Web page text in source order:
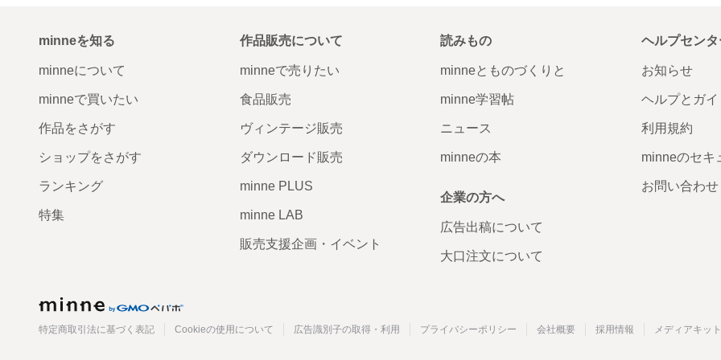
minneを知る
minneについて
minneで買いたい
作品をさがす
ショップをさがす
ランキング
特集
作品販売について
minneで売りたい
食品販売
ヴィンテージ販売
ダウンロード販売
minne PLUS
minne LAB
販売支援企画・イベント
読みもの
minneとものづくりと
minne学習帖
ニュース
minneの本
企業の方へ
広告出稿について
大口注文について
ヘルプセンタ
お知らせ
ヘルプとガイ
利用規約
minneのセキ
お問い合わせ
特定商取引法に基づく表記 Cookieの使用について 広告識別子の取得・利用 プライバシーポリシー 会社概要 採用情報 メディアキット